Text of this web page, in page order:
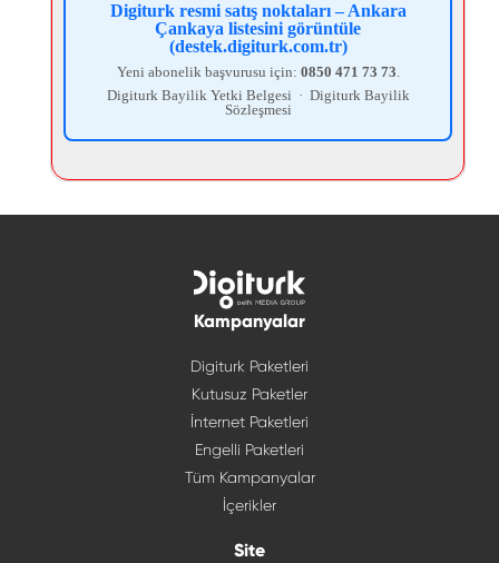
Digiturk resmi satış noktaları – Ankara
Çankaya listesini görüntüle
(destek.digiturk.com.tr)
Yeni abonelik başvurusu için: 0850 471 73 73.
Digiturk Bayilik Yetki Belgesi · Digiturk Bayilik
Sözleşmesi
Kampanyalar
Digiturk Paketleri
Kutusuz Paketler
İnternet Paketleri
Engelli Paketleri
Tüm Kampanyalar
İçerikler
Site